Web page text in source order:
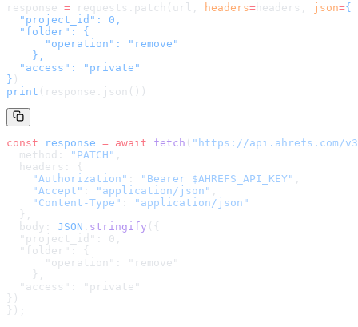
response = requests.patch(url, headers= headers , json={
  "project_id": 0,
  "folder": {
      "operation": "remove"
    },
  "access": "private"
} )
print (response.json())
const response = await fetch ( " https://api.ahrefs.com/
  method:
"PATCH" ,
  headers: {
    "Authorization"
: "Bearer $AHREFS_API_KEY" ,
    "Accept"
: "application/json" ,
    "Content-Type"
:
"application/json"
  },
  body:
JSON . stringify ( {
  "project_id": 0,
  "folder": {
      "operation": "remove"
    },
  "access": "private"
} )
});